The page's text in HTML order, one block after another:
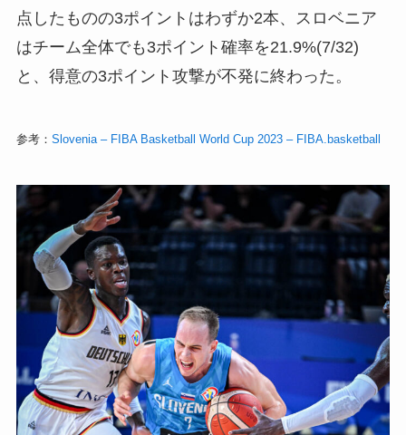
点したものの3ポイントはわずか2本、スロベニア
はチーム全体でも3ポイント確率を21.9%(7/32)
と、得意の3ポイント攻撃が不発に終わった。
参考： Slovenia – FIBA Basketball World Cup 2023 – FIBA.basketball